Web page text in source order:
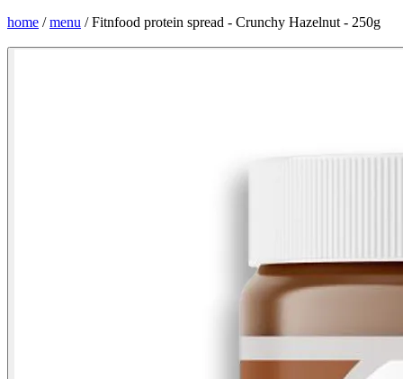
home / menu / Fitnfood protein spread - Crunchy Hazelnut - 250g